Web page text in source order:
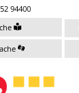
94400